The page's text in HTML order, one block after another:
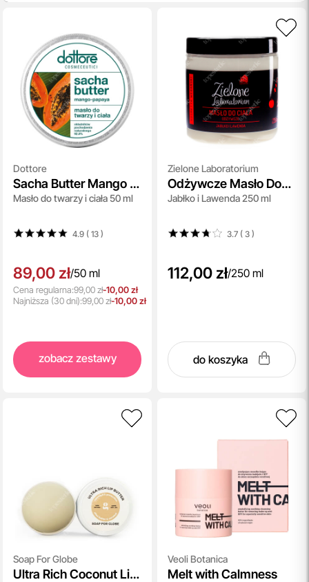
Dottore
Sacha Butter Mango -
Papaya
Masło do twarzy i ciała 50 ml
4.9 ( 13)
89,00 zł/50 ml
Cena regularna:99,00 zł-10,00 zł
Najniższa (30 dni):99,00 zł-10,00 zł
zobacz zestawy
Zielone Laboratorium
Odżywcze Masło Do
Ciała
Jabłko i Lawenda 250 ml
3.7 ( 3)
112,00 zł/250 ml
do koszyka
Soap For Globe
Ultra Rich Coconut Lip
Veoli Botanica
Melt with Calmness